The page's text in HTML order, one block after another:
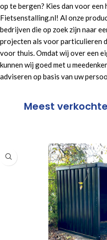
op te bergen? Kies dan voor
Fietsenstalling.nl! Al onze
bedrijven die op zoek zijn naar
projecten als voor particulieren
voor thuis. Omdat wij over een
kunnen wij goed met u
adviseren op basis van uw
Meest